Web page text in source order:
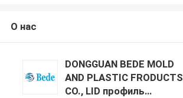
О нас
DONGGUAN BEDE MOLD
AND PLASTIC FRODUCTS
CO., LID профиль